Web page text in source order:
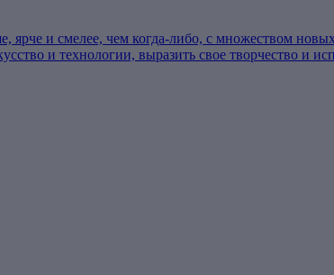
ярче и смелее, чем когда-либо, с множеством
и технологии, выразить свое творчество и